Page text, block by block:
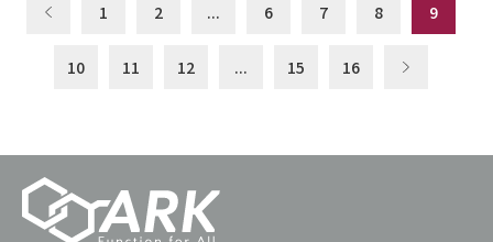
1 2 ... 6 7 8 9
10 11 12 ... 15 16